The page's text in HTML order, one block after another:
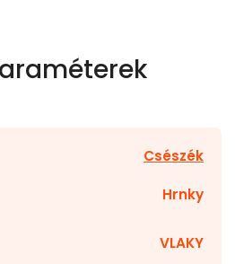
Csészék
Hrnky
VLAKY